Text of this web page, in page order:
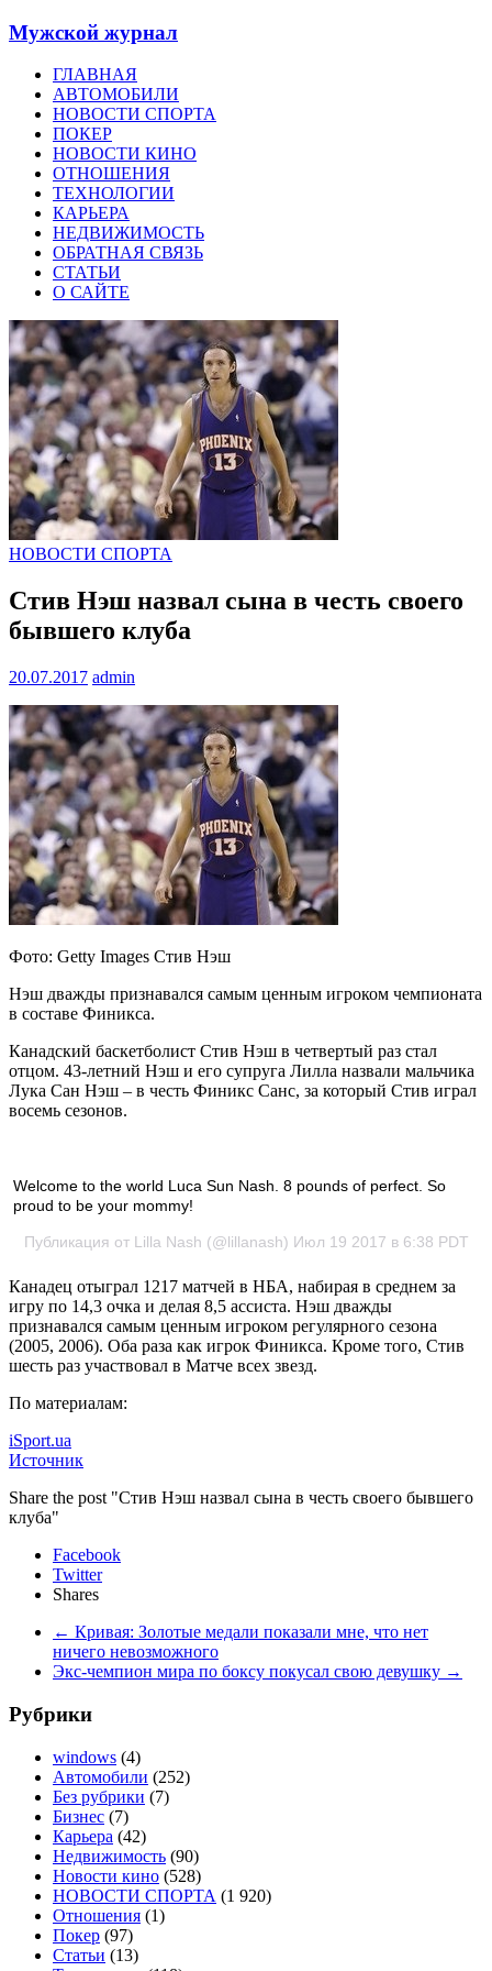
Мужской журнал
ГЛАВНАЯ
АВТОМОБИЛИ
НОВОСТИ СПОРТА
ПОКЕР
НОВОСТИ КИНО
ОТНОШЕНИЯ
ТЕХНОЛОГИИ
КАРЬЕРА
НЕДВИЖИМОСТЬ
ОБРАТНАЯ СВЯЗЬ
СТАТЬИ
О САЙТЕ
НОВОСТИ СПОРТА
Стив Нэш назвал сына в честь своего
бывшего клуба
20.07.2017 admin
Фото: Getty Images Стив Нэш
Нэш дважды признавался самым ценным игроком чемпионата
в составе Финикса.
Канадский баскетболист Стив Нэш в четвертый раз стал
отцом. 43-летний Нэш и его супруга Лилла назвали мальчика
Лука Сан Нэш – в честь Финикс Санс, за который Стив играл
восемь сезонов.
Welcome to the world Luca Sun Nash. 8 pounds of perfect. So
proud to be your mommy!
Публикация от Lilla Nash (@lillanash) Июл 19 2017 в 6:38 PDT
Канадец отыграл 1217 матчей в НБА, набирая в среднем за
игру по 14,3 очка и делая 8,5 ассиста. Нэш дважды
признавался самым ценным игроком регулярного сезона
(2005, 2006). Оба раза как игрок Финикса. Кроме того, Стив
шесть раз участвовал в Матче всех звезд.
По материалам:
iSport.ua
Источник
Share the post "Стив Нэш назвал сына в честь своего бывшего
клуба"
Facebook
Twitter
Shares
← Кривая: Золотые медали показали мне, что нет
ничего невозможного
Экс-чемпион мира по боксу покусал свою девушку →
Рубрики
windows (4)
Автомобили (252)
Без рубрики (7)
Бизнес (7)
Карьера (42)
Недвижимость (90)
Новости кино (528)
НОВОСТИ СПОРТА (1 920)
Отношения (1)
Покер (97)
Статьи (13)